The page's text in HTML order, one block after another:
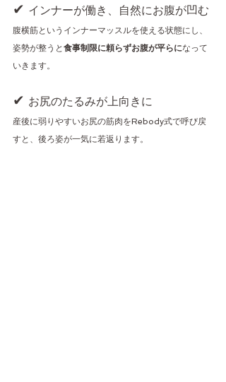
✔ インナーが働き、自然にお腹が凹む
腹横筋というインナーマッスルを使える状態にし、
姿勢が整うと 食事制限に頼らずお腹が平らになって
いきます。
✔ お尻のたるみが上向きに
産後に弱りやすいお尻の筋肉をRebody式で呼び戻
すと、後ろ姿が一気に若返ります。